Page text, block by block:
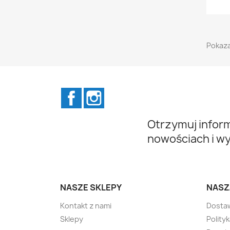
Facebook
Otrzymuj
nowościach i
NASZE SKLEPY
Kontakt z nami
Sklepy